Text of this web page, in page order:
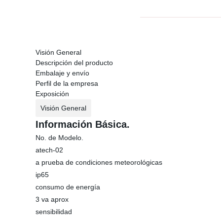
Visión General
Descripción del producto
Embalaje y envío
Perfil de la empresa
Exposición
Visión General
Información Básica.
No. de Modelo.
atech-02
a prueba de condiciones meteorológicas
ip65
consumo de energía
3 va aprox
sensibilidad